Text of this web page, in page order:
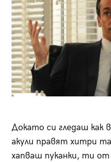
Докато си гледаш как
акули правят хитри
хапваш пуканки, ти